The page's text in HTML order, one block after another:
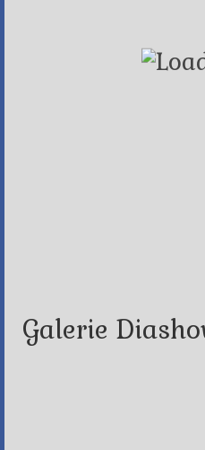
Galerie